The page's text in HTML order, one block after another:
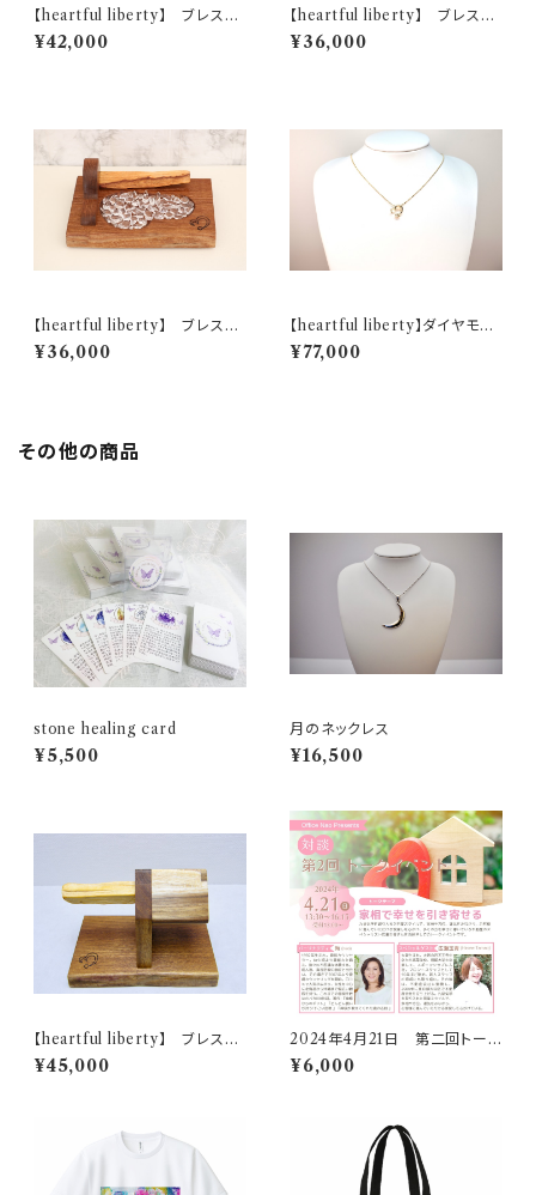
【heartful liberty】 ブレスレ
ット・時計ホルダー （小）
¥42,000
【heartful liberty】 ブレスレ
ットホルダー
¥36,000
【heartful liberty】 ブレスレ
ットホルダー
¥36,000
【heartful liberty】ダイヤモン
ド付き18Kペンダント
¥77,000
その他の商品
stone healing card
¥5,500
月のネックレス
¥16,500
【heartful liberty】 ブレスレ
ット・時計ホルダー （大）
¥45,000
2024年4月21日 第二回トーク
イベント動画
¥6,000